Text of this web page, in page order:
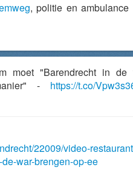
, politie en ambulance
moet "Barendrecht in de
- https://t.co/
22009/video-
war-brengen-op-ee